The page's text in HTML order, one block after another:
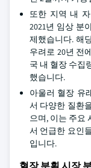
또한 지역 내
2021년 임상 분
제했습니다. 해
우려로 20년 전
국 내 혈장 수집
했습니다.
아울러 혈장 유
서 다양한 질환
으며, 이는 주요
서 언급한 요인
입니다.